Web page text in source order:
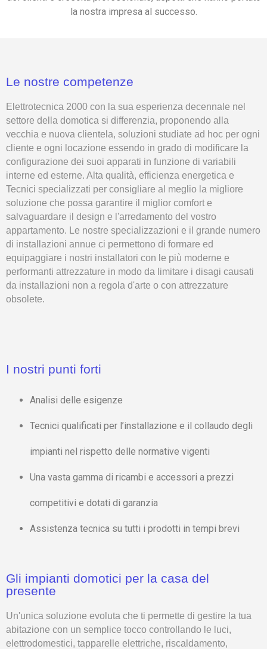
la nostra impresa al successo.
Le nostre competenze
Elettrotecnica 2000 con la sua esperienza decennale nel
settore della domotica si differenzia, proponendo alla
vecchia e nuova clientela, soluzioni studiate ad hoc per ogni
cliente e ogni locazione essendo in grado di modificare la
configurazione dei suoi apparati in funzione di variabili
interne ed esterne. Alta qualità, efficienza energetica e
Tecnici specializzati per consigliare al meglio la migliore
soluzione che possa garantire il miglior comfort e
salvaguardare il design e l'arredamento del vostro
appartamento. Le nostre specializzazioni e il grande numero
di installazioni annue ci permettono di formare ed
equipaggiare i nostri installatori con le più moderne e
performanti attrezzature in modo da limitare i disagi causati
da installazioni non a regola d'arte o con attrezzature
obsolete.
I nostri punti forti
Analisi delle esigenze
Tecnici qualificati per l’installazione e il collaudo degli
impianti nel rispetto delle normative vigenti
Una vasta gamma di ricambi e accessori a prezzi
competitivi e dotati di garanzia
Assistenza tecnica su tutti i prodotti in tempi brevi
Gli impianti domotici per la casa del
presente
Un'unica soluzione evoluta che ti permette di gestire la tua
abitazione con un semplice tocco controllando le luci,
elettrodomestici, tapparelle elettriche, riscaldamento,